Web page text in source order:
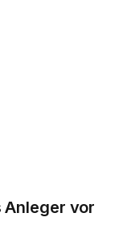
Anleger vor